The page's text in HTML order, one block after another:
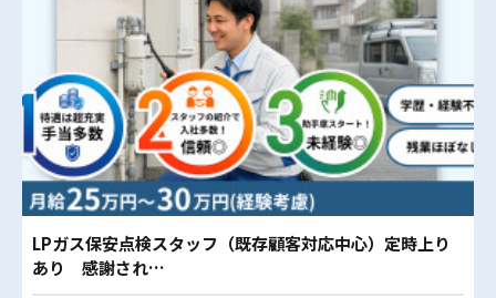
LPガス保安点検スタッフ（既存顧客対応中心）定時上り
あり 感謝され…